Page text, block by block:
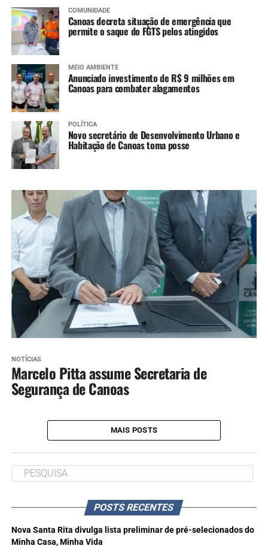
COMUNIDADE
Canoas decreta situação de emergência que
permite o saque do FGTS pelos atingidos
MEIO AMBIENTE
Anunciado investimento de R$ 9 milhões em
Canoas para combater alagamentos
POLÍTICA
Novo secretário de Desenvolvimento Urbano e
Habitação de Canoas toma posse
NOTÍCIAS
Marcelo Pitta assume Secretaria de
Segurança de Canoas
MAIS POSTS
POSTS RECENTES
Nova Santa Rita divulga lista preliminar de pré-selecionados do
Minha Casa, Minha Vida